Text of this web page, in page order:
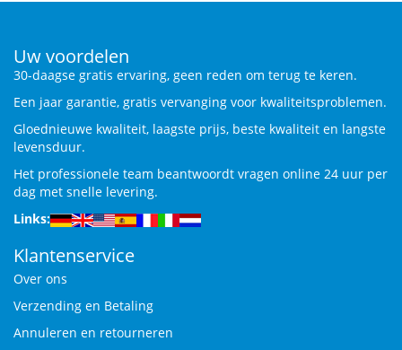
Uw voordelen
30-daagse gratis ervaring, geen reden om terug te keren.
Een jaar garantie, gratis vervanging voor kwaliteitsproblemen.
Gloednieuwe kwaliteit, laagste prijs, beste kwaliteit en langste
levensduur.
Het professionele team beantwoordt vragen online 24 uur per
dag met snelle levering.
Links:
Klantenservice
Over ons
Verzending en Betaling
Annuleren en retourneren